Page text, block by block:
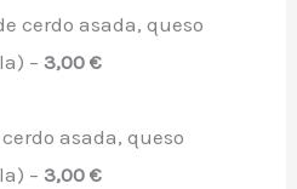
cerdo asada, queso
–3,00 €
asada, queso
–3,00 €